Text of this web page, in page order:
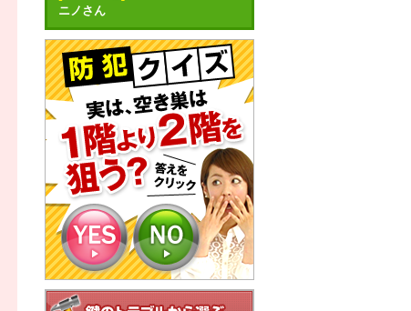
ニノさん